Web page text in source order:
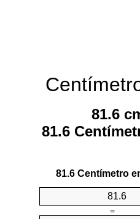
81.6
81.6
81.6 Centímetro
=